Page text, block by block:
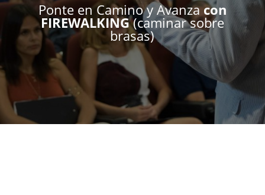
Ponte en Camino y Avanzacon
FIREWALKING(caminar sobre
brasas)